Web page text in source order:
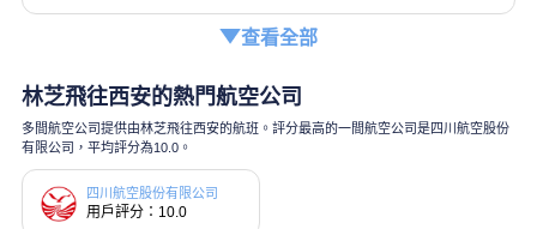
查看全部
林芝飛往西安的熱門航空公司
多間航空公司提供由林芝飛往西安的航班。評分最高的一間航空公司是四川航空股份
有限公司，平均評分為10.0。
四川航空股份有限公司
用戶評分：10.0